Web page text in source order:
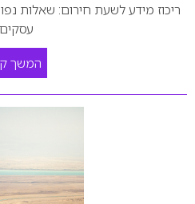
ריכוז מידע לשעת חירום: שאלות
עסקים
המשך